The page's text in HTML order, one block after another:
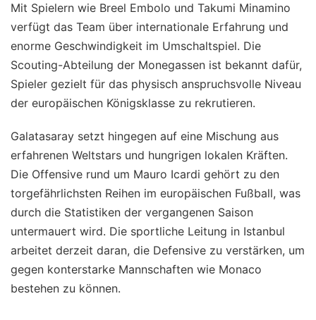
Mit Spielern wie Breel Embolo und Takumi Minamino
verfügt das Team über internationale Erfahrung und
enorme Geschwindigkeit im Umschaltspiel. Die
Scouting-Abteilung der Monegassen ist bekannt dafür,
Spieler gezielt für das physisch anspruchsvolle Niveau
der europäischen Königsklasse zu rekrutieren.
Galatasaray setzt hingegen auf eine Mischung aus
erfahrenen Weltstars und hungrigen lokalen Kräften.
Die Offensive rund um Mauro Icardi gehört zu den
torgefährlichsten Reihen im europäischen Fußball, was
durch die Statistiken der vergangenen Saison
untermauert wird. Die sportliche Leitung in Istanbul
arbeitet derzeit daran, die Defensive zu verstärken, um
gegen konterstarke Mannschaften wie Monaco
bestehen zu können.